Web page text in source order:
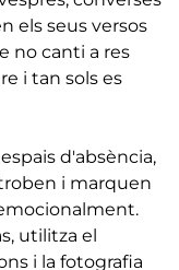
els seus versos
no canti a res
i tan sols es
d'absència,
i marquen
utilitza el
i la fotografia